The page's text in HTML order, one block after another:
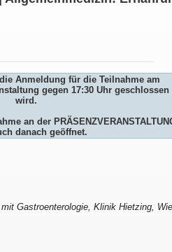
Anmeldung für die Teilnahme am
gegen 17:30 Uhr geschlossen
wird.
an der
danach geöffnet.
Gastroenterologie, Klinik Hietzing,